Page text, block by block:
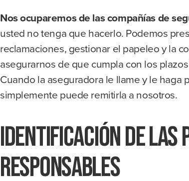
Nos ocuparemos de las compañías de
usted no tenga que hacerlo. Podemos
reclamaciones, gestionar el papeleo y la
asegurarnos de que cumpla con los
Cuando la aseguradora le llame y le haga
simplemente puede remitirla a nosotros.
Identificación de las
responsables